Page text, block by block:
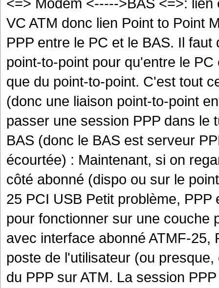
VC ATM donc lien Point to Point
PPP entre le PC et le BAS. Il
point-to-point pour qu'entre le
que du point-to-point. C'est tout
(donc une liaison point-to-point
passer une session PPP dans le
BAS (donc le BAS est serveur
écourtée) : Maintenant, si on
côté abonné (dispo ou sur le
25 PCI USB Petit problème,
pour fonctionner sur une couche
avec interface abonné ATMF-25,
poste de l'utilisateur (ou
du PPP sur ATM. La session